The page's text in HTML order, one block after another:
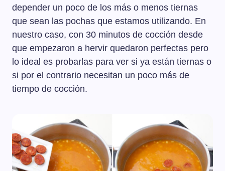
depender un poco de los más o menos tiernas
que sean las pochas que estamos utilizando. En
nuestro caso, con 30 minutos de cocción desde
que empezaron a hervir quedaron perfectas pero
lo ideal es probarlas para ver si ya están tiernas o
si por el contrario necesitan un poco más de
tiempo de cocción.